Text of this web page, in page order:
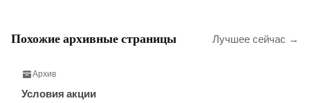
Похожие архивные страницы Лучшее сейчас →
Архив
Условия акции